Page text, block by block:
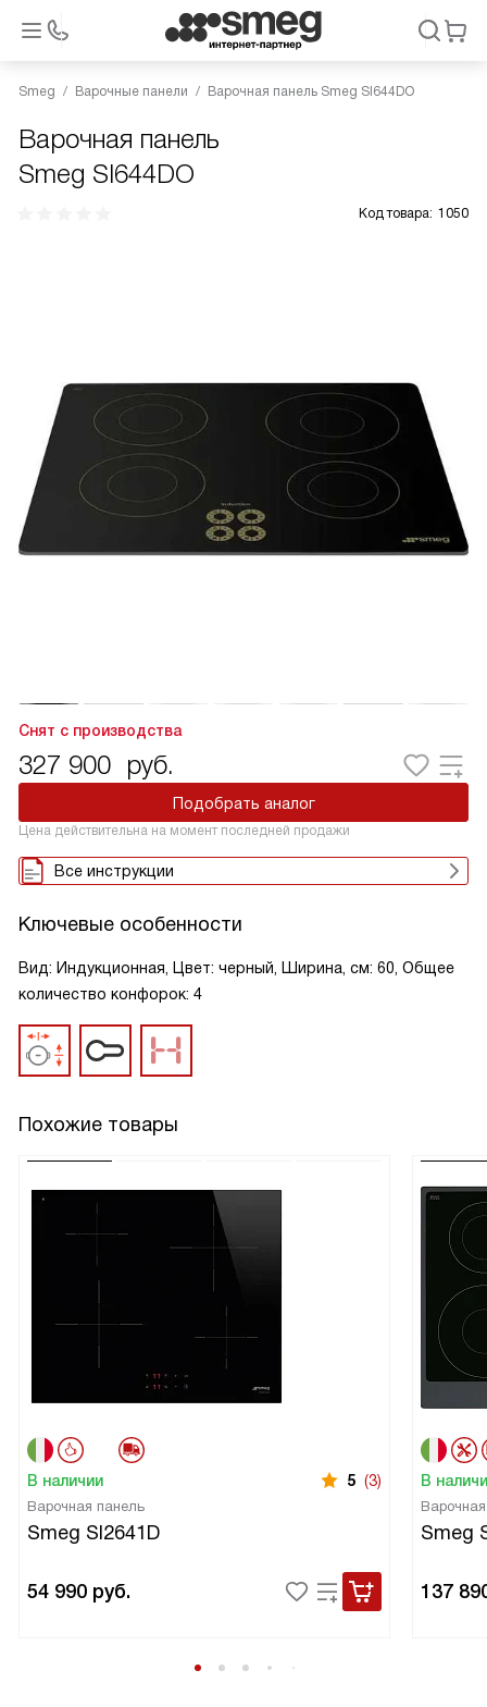
Smeg Варочные панели Варочная панель Smeg SI644DO
Варочная панель
Smeg SI644DO
Код товара: 1050
Снят с производства
327 900 руб.
Подобрать аналог
Цена действительна на момент последней продажи
Все инструкции
Ключевые особенности
Вид: Индукционная, Цвет: черный, Ширина, см: 60, Общее
количество конфорок: 4
Похожие товары
В наличии 5 (3)
Варочная панель
Smeg SI2641D
54 990 руб.
В
Smeg
137